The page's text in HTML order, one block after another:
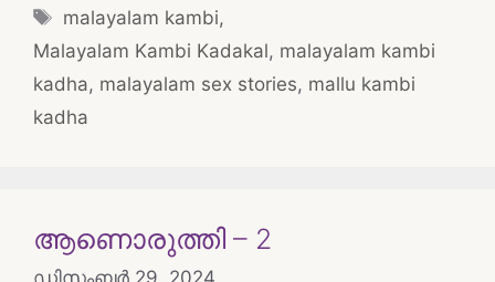
Tags
malayalam kambi,
Malayalam Kambi Kadakal, malayalam kambi
kadha, malayalam sex stories, mallu kambi
kadha
ആണൊരുത്തി – 2
ഡിസംബർ 29, 2024